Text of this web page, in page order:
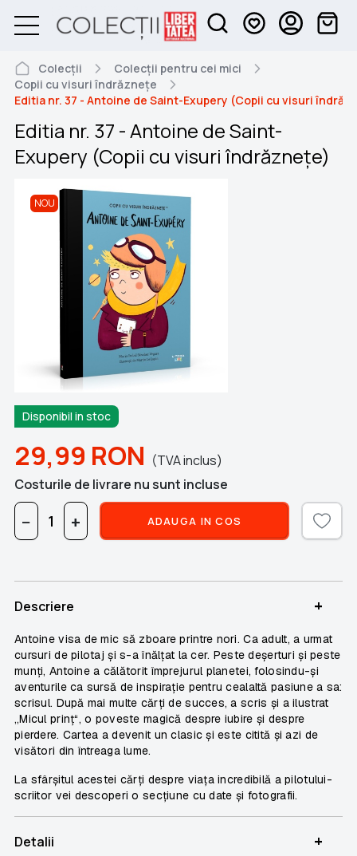
Colecții
Colecții pentru cei mici
Copii cu visuri îndrăznețe
Editia nr. 37 - Antoine de Saint-Exupery (Copii cu visuri
Editia nr. 37 - Antoine de Saint-
Exupery (Copii cu visuri îndrăznețe)
NOU
Disponibil in stoc
29,99 RON (TVA inclus)
Costurile de livrare nu sunt incluse
− + ADAUGA IN COS
Descriere +
Antoine visa de mic să zboare printre nori. Ca adult, a urmat
cursuri de pilotaj și s-a înălțat la cer. Peste deșerturi și peste
munți, Antoine a călătorit împrejurul planetei, folosindu-și
aventurile ca sursă de inspirație pentru cealaltă pasiune a sa:
scrisul. După mai multe cărți de succes, a scris și a ilustrat
„Micul prinț“, o poveste magică despre iubire și despre
pierdere. Cartea a devenit un clasic și este citită și azi de
visători din întreaga lume.
La sfârșitul acestei cărţi despre viața incredibilă a pilotului-
scriitor vei descoperi o secţiune cu date și fotografii.
Detalii +